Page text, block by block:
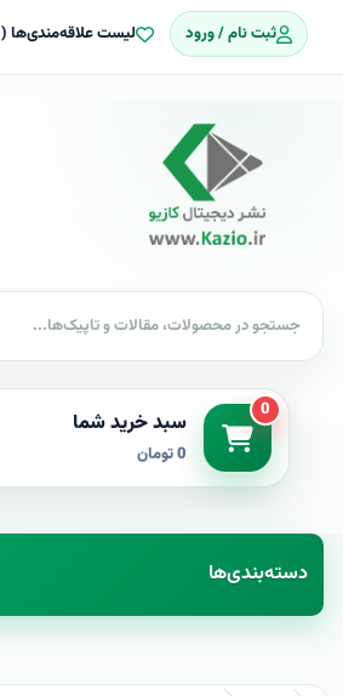
ثبت نام / ورود لیست علاقه‌مندی‌ها (0)
0 سبد خرید شما
0 تومان
دسته‌بندی‌ها